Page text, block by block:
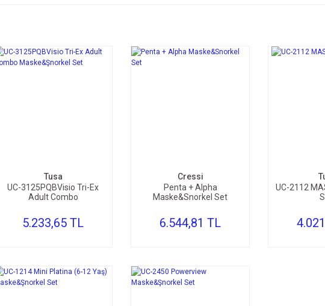
Tusa
UC-3125PQBVisio Tri-Ex
Adult Combo
5.233,65 TL
Cressi
Penta + Alpha
Maske&Snorkel Set
6.544,81 TL
UC-2112